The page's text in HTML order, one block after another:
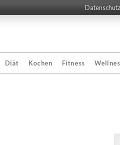
Datenschutz
Diät Kochen Fitness